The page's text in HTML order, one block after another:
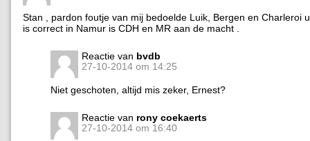
Stan , pardon foutje van mij bedoelde Luik, Bergen en Charleroi
is correct in Namur is CDH en MR aan de macht .
Reactie van bvdb
27-10-2014 om 14:25
Niet geschoten, altijd mis zeker, Ernest?
Reactie van rony coekaerts
27-10-2014 om 16:40